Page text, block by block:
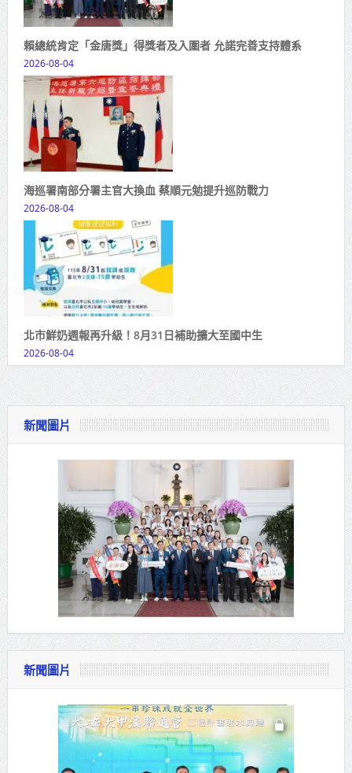
賴總統肯定「金唐獎」得獎者及入圍者 允諾完善支持體系
2026-08-04
海巡署南部分署主官大換血 蔡順元勉提升巡防戰力
2026-08-04
北市鮮奶週報再升級！8月31日補助擴大至國中生
2026-08-04
新聞圖片
新聞圖片